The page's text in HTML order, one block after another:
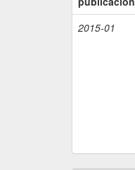
2015-01